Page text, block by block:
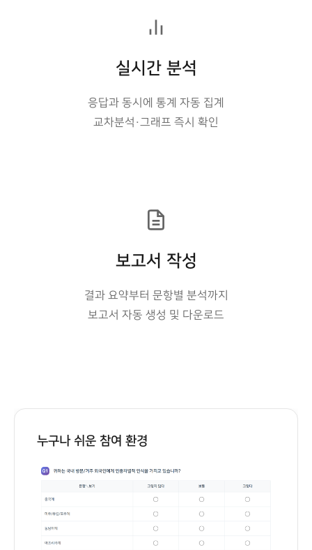
실시간 분석
응답과 동시에 통계 자동 집계
교차분석·그래프 즉시 확인
보고서 작성
결과 요약부터 문항별 분석까지
보고서 자동 생성 및 다운로드
누구나 쉬운 참여 환경